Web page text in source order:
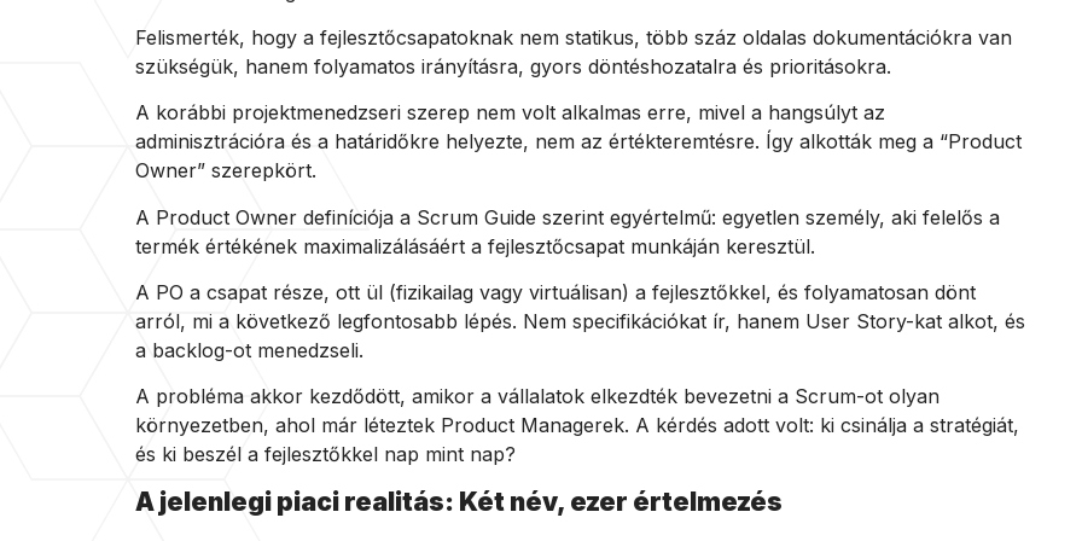
Felismerték, hogy a fejlesztőcsapatoknak nem statikus, több száz oldalas dokumentációkra van
szükségük, hanem folyamatos irányításra, gyors döntéshozatalra és prioritásokra.
A korábbi projektmenedzseri szerep nem volt alkalmas erre, mivel a hangsúlyt az
adminisztrációra és a határidőkre helyezte, nem az értékteremtésre. Így alkották meg a “Product
Owner” szerepkört.
A Product Owner definíciója a Scrum Guide szerint egyértelmű: egyetlen személy, aki felelős a
termék értékének maximalizálásáért a fejlesztőcsapat munkáján keresztül.
A PO a csapat része, ott ül (fizikailag vagy virtuálisan) a fejlesztőkkel, és folyamatosan dönt
arról, mi a következő legfontosabb lépés. Nem specifikációkat ír, hanem User Story-kat alkot, és
a backlog-ot menedzseli.
A probléma akkor kezdődött, amikor a vállalatok elkezdték bevezetni a Scrum-ot olyan
környezetben, ahol már léteztek Product Managerek. A kérdés adott volt: ki csinálja a stratégiát,
és ki beszél a fejlesztőkkel nap mint nap?
A jelenlegi piaci realitás: Két név, ezer értelmezés